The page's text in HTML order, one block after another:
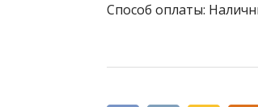
Способ оплаты: